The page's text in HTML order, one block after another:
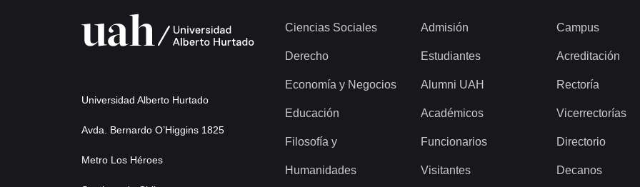
Universidad Alberto Hurtado
Avda. Bernardo O’Higgins 1825
Metro Los Héroes
Ciencias Sociales
Derecho
Economía y Negocios
Educación
Filosofía y
Humanidades
Admisión
Estudiantes
Alumni UAH
Académicos
Funcionarios
Visitantes
Campus
Acreditación
Rectoría
Vicerrectorías
Directorio
Decanos